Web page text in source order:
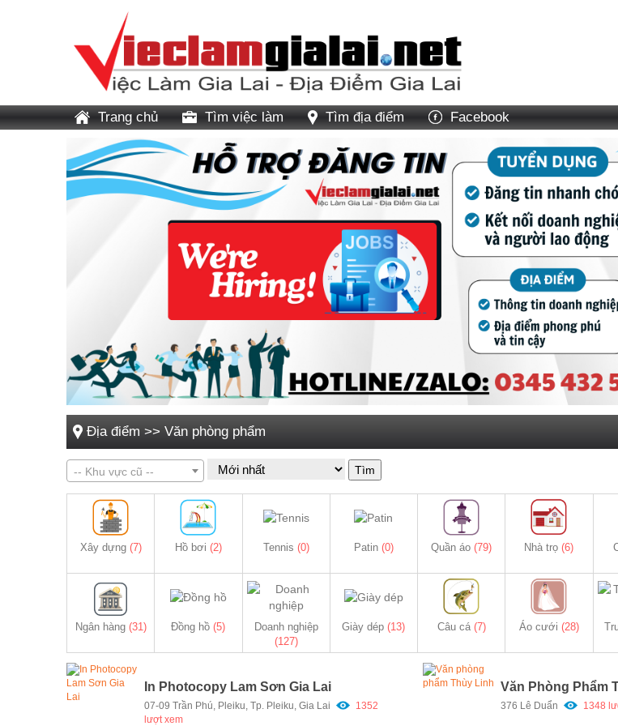
Trang chủ Tìm việc làm Tìm địa điểm Facebook
Địa điểm >> Văn phòng phẩm
-- Khu vực cũ -- Tìm
Xây dựng (7)
Ngân hàng (31)
Hồ bơi (2)
Đồng hồ(5)
Tennis (0)
Doanh nghiệp
(127)
Patin (0)
Giày dép(13)
Quần áo(79)
Câu cá (7)
Nhà trọ(6)
Áo cưới (28)
In Photocopy Lam Sơn Gia Lai
07-09 Trần Phú, Pleiku, Tp. Pleiku, Gia Lai
1352
lượt xem
Văn Phòng Phẩm
376 Lê Duẩn 1348